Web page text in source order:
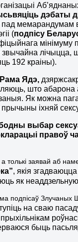
дэбаты
пад мемарандумам
(подпісу
мінімуму
лічыцца,
192 краіны).
Рама Ядэ,
што
Як можна
прычыны іхняй
выбар
правоў
заявай аб
, якія
як
Злучаных
на сваю
быць